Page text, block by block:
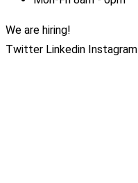
We are hiring!
Twitter Linkedin Instagram